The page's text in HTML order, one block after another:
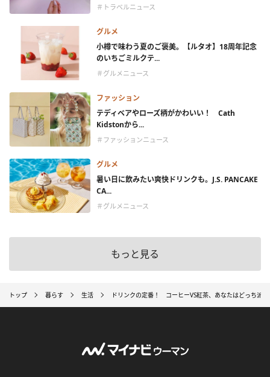
＃トラベルニュース
グルメ
小樽で味わう夏のご褒美。【ルタオ】18周年記念
のいちごミルクテ...
＃グルメニュース
ファッション
テディベアやローズ柄がかわいい！ Cath
Kidstonから...
＃ファッションニュース
グルメ
暑い日に飲みたい爽快ドリンクも。J.S. PANCAKE
CA...
＃グルメニュース
もっと見る
トップ 暮らす 生活 ドリンクの定番！ コーヒーVS紅茶、あなたはどっち派